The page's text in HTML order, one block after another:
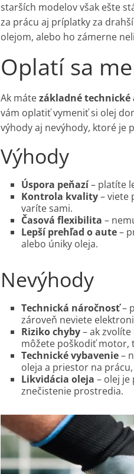
starších modelov však ešte
za prácu aj príplatky za
olejom, alebo ho zámerne
Oplatí sa
Ak mátezákladné
vám oplatiť vymeniť si olej
výhody aj nevýhody, ktoré je
Výhody
Úspora peňazí– platíte
Kontrola kvality– viete
varíte sami.
Časová flexibilita –
Lepší prehľad o aute–
alebo úniky oleja.
Nevýhody
Technická náročnosť–
zároveň neviete
Riziko chyby– ak
môžete poškodiť motor,
Technické vybavenie–
oleja a priestor na
Likvidácia oleja – olej
znečistenie prostredia.